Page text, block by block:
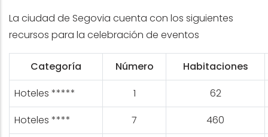
La ciudad de Segovia cuenta con los siguientes
recursos para la celebración de eventos
Categoría Número
Habitaciones
Hoteles *****
1
62
Hoteles ****
7
460